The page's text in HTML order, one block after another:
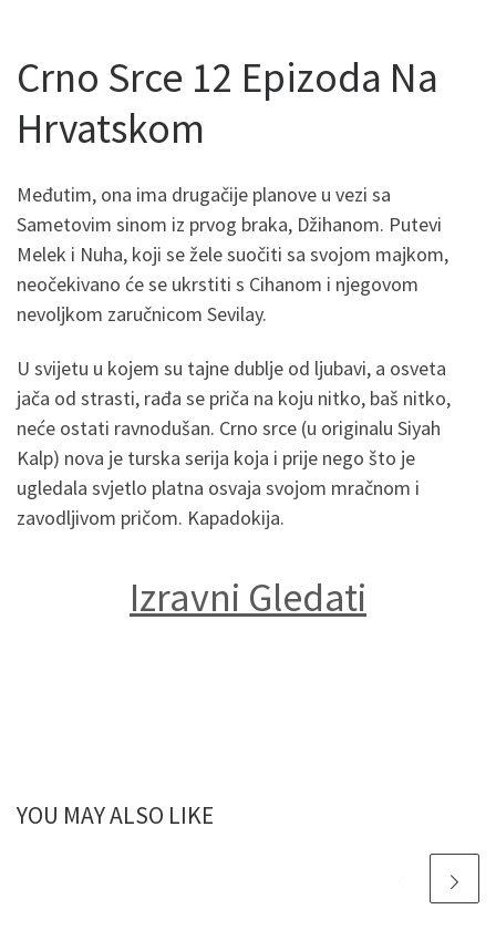
Crno Srce 12 Epizoda Na
Hrvatskom
Međutim, ona ima drugačije planove u vezi sa
Sametovim sinom iz prvog braka, Džihanom. Putevi
Melek i Nuha, koji se žele suočiti sa svojom majkom,
neočekivano će se ukrstiti s Cihanom i njegovom
nevoljkom zaručnicom Sevilay.
U svijetu u kojem su tajne dublje od ljubavi, a osveta
jača od strasti, rađa se priča na koju nitko, baš nitko,
neće ostati ravnodušan. Crno srce (u originalu Siyah
Kalp) nova je turska serija koja i prije nego što je
ugledala svjetlo platna osvaja svojom mračnom i
zavodljivom pričom. Kapadokija.
Izravni Gledati
YOU MAY ALSO LIKE